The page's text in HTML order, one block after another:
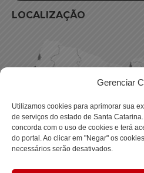
Gerenciar
Utilizamos cookies para aprimorar sua
de serviços do estado de Santa Catarina.
concorda com o uso de cookies e terá
do portal. Ao clicar em "Negar" os
necessários serão desativados.
LOCALIZAÇÃO